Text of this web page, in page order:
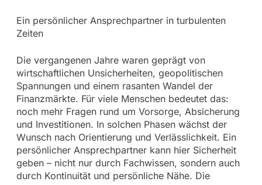
Ein persönlicher Ansprechpartner in turbulenten
Zeiten
Die vergangenen Jahre waren geprägt von
wirtschaftlichen Unsicherheiten, geopolitischen
Spannungen und einem rasanten Wandel der
Finanzmärkte. Für viele Menschen bedeutet das:
noch mehr Fragen rund um Vorsorge, Absicherung
und Investitionen. In solchen Phasen wächst der
Wunsch nach Orientierung und Verlässlichkeit. Ein
persönlicher Ansprechpartner kann hier Sicherheit
geben – nicht nur durch Fachwissen, sondern auch
durch Kontinuität und persönliche Nähe. Die